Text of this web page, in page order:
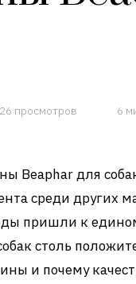
просмотров 6
Beaphar для
среди других
пришли к
столь
и почему